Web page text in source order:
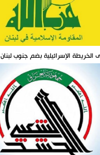
الإسرائيلية بضم جنوب لبنان